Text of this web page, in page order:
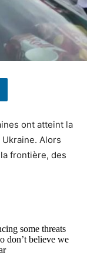
ont atteint la
Alors
frontière, des
some threats
don’t believe we